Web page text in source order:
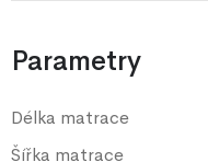
Parametry
Délka matrace
Šířka matrace